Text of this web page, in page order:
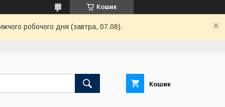
Кошик
робочого дня (завтра, 07.08).
Кошик